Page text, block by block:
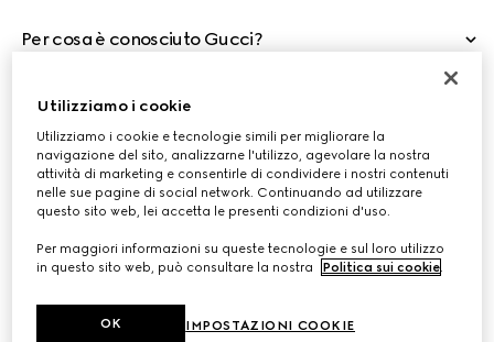
Per cosa è conosciuto Gucci?
GUCCI: LA CRONOLOGIA
La storia della Maison, che si estende per oltre un secolo,
Utilizziamo i cookie
Utilizziamo i cookie e tecnologie simili per migliorare la
navigazione del sito, analizzarne l'utilizzo, agevolare la nostra
attività di marketing e consentirle di condividere i nostri contenuti
nelle sue pagine di social network. Continuando ad utilizzare
questo sito web, lei accetta le presenti condizioni d'uso.
Per maggiori informazioni su queste tecnologie e sul loro utilizzo
in questo sito web, può consultare la nostra
Politica sui cookie.
IMPOSTAZIONI COOKIE
OK